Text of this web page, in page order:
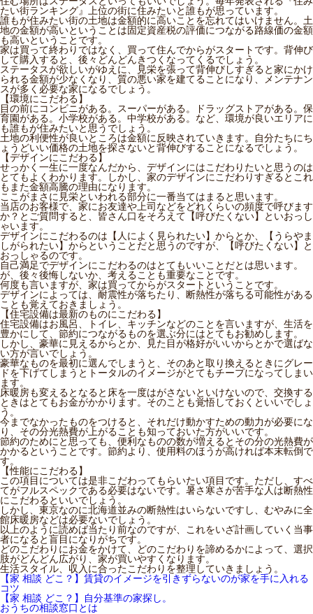
たい街ランキング』上位の街に住みたいと誰もが思っています。
誰もが住みたい街の土地は金額的に高いことを忘れてはいけません。土
地の金額が高いということは固定資産税の評価につながる路線価の金額
も高いということです。
家は買って終わりではなく、買って住んでからがスタートです。背伸び
して購入すると、後々どんどんきつくなってくるでしょう。
ステータスが欲しいがゆえに、見栄を張って背伸びしすぎると家にかけ
られる金額が少なくなり、質の悪い家を建てることになり、メンテナン
スが多く必要な家になるでしょう。
【環境にこだわる】
目の前にコンビニがある。スーパーがある。ドラッグストアがある。保
育園がある。小学校がある。中学校がある。など、環境が良いエリアに
も誰もが住みたいと思うでしょう。
土地の利便性が良いところは金額に反映されていきます。自分たちにち
ょうどいい価格の土地を探さないと背伸びすることになるでしょう。
【デザインにこだわる】
せっかく一生に一度なんだから、デザインにはこだわりたいと思うのは
とてもよくわかります。しかし、家のデザインにこだわりすぎるとこれ
もまた金額高騰の理由になります。
ここがまさに見栄といわれる部分に一番当てはまると思います。
当店のお客様で、家にお友達や上司などをどれくらいの頻度で呼びます
か？とご質問すると、皆さん口をそろえて【呼びたくない】といおっし
ゃいます。
デザインにこだわるのは【人によく見られたい】からとか、【うらやま
しがられたい】からということだと思うのですが、【呼びたくない】と
おっしゃるのです。
自己満足でデザインにこだわるのはとてもいいことだとは思います。
が、後々後悔しないか、考えることも重要なことです。
何度も言いますが、家は買ってからがスタートということです。
デザインによっては、耐震性が落ちたり、断熱性が落ちる可能性がある
ことも覚えておきましょう。
【住宅設備は最新のものにこだわる】
住宅設備はお風呂、トイレ、キッチンなどのことを言いますが、生活を
豊かにして、節約につながるものを選ぶ分にはとてもお勧めします。
しかし、豪華に見えるからとか、見た目が格好がいいからとかで選ばな
い方が言いでしょう。
豪華なものを最初に選んでしまうと、そのあと取り換えるときにグレー
ドを下げてしまうとトータルのイメージがとてもチープになってしまい
ます。
床暖房も変えるとなると床を一度はがさないといけないので、交換する
ときはとてもお金がかかります。そのことも覚悟しておくといいでしょ
う。
今までなかったものをつけると、それだけ動かすための動力が必要にな
り、その分光熱費が上がることも知っておいた方がいいです。
節約のためにと思っても、便利なものの数が増えるとその分の光熱費が
かかるということです。節約より、使用料のほうが高ければ本末転倒で
す。
【性能にこだわる】
この項目については是非こだわってもらいたい項目です。ただし、すべ
てがフルスペックである必要はないです。暑さ寒さが苦手な人は断熱性
にこだわるといいでしょう。
しかし、東京なのに北海道並みの断熱性はいらないですし、むやみに全
館床暖房などは必要ないでしょう。
以上のように読めば当たり前なのですが、これをいざ計画していく当事
者になると盲目になりがちです。
どのこだわりにお金をかけて、どのこだわりを諦めるかによって、選択
肢がどんどん広がり、家が買いやすくなります。
生活スタイル、収入に合ったこだわりを整理していきましょう。
【家 相談 どこ？】賃貸のイメージを引きずらないのが家を手に入れる
コツ
【家 相談 どこ？】自分基準の家探し。
おうちの相談窓口とは